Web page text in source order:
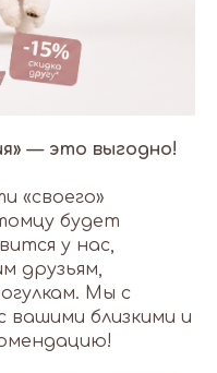
— это выгодно!
«своего»
будет
у нас,
друзьям,
Мы с
вашими близкими и